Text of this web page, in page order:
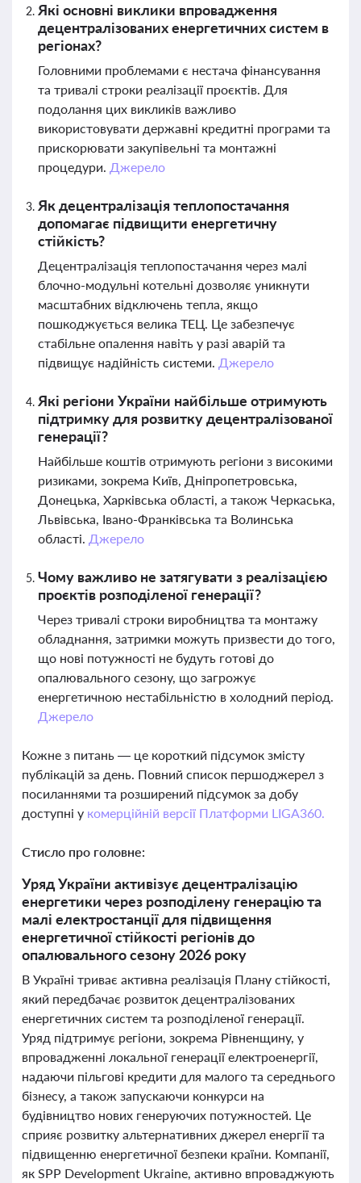
Які основні виклики впровадження
децентралізованих енергетичних систем в
регіонах?
Головними проблемами є нестача фінансування
та тривалі строки реалізації проєктів. Для
подолання цих викликів важливо
використовувати державні кредитні програми та
прискорювати закупівельні та монтажні
процедури. Джерело
Як децентралізація теплопостачання
допомагає підвищити енергетичну
стійкість?
Децентралізація теплопостачання через малі
блочно-модульні котельні дозволяє уникнути
масштабних відключень тепла, якщо
пошкоджується велика ТЕЦ. Це забезпечує
стабільне опалення навіть у разі аварій та
підвищує надійність системи. Джерело
Які регіони України найбільше отримують
підтримку для розвитку децентралізованої
генерації?
Найбільше коштів отримують регіони з високими
ризиками, зокрема Київ, Дніпропетровська,
Донецька, Харківська області, а також Черкаська,
Львівська, Івано-Франківська та Волинська
області. Джерело
Чому важливо не затягувати з реалізацією
проєктів розподіленої генерації?
Через тривалі строки виробництва та монтажу
обладнання, затримки можуть призвести до того,
що нові потужності не будуть готові до
опалювального сезону, що загрожує
енергетичною нестабільністю в холодний період.
Джерело
Кожне з питань — це короткий підсумок змісту
публікацій за день. Повний список першоджерел з
посиланнями та розширений підсумок за добу
доступні у комерційній версії Платформи LIGA360.
Стисло про головне:
Уряд України активізує децентралізацію
енергетики через розподілену генерацію та
малі електростанції для підвищення
енергетичної стійкості регіонів до
опалювального сезону 2026 року
В Україні триває активна реалізація Плану стійкості,
який передбачає розвиток децентралізованих
енергетичних систем та розподіленої генерації.
Уряд підтримує регіони, зокрема Рівненщину, у
впровадженні локальної генерації електроенергії,
надаючи пільгові кредити для малого та середнього
бізнесу, а також запускаючи конкурси на
будівництво нових генеруючих потужностей. Це
сприяє розвитку альтернативних джерел енергії та
підвищенню енергетичної безпеки країни. Компанії,
як SPP Development Ukraine, активно впроваджують